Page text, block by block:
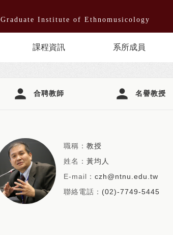
Graduate Institute of Ethnomusicology
課程資訊 系所成員
person 合聘教師 person 名譽教授
職稱：教授
姓名：黃均人
E-mail：czh@ntnu.edu.tw
聯絡電話： (02)-7749-5445